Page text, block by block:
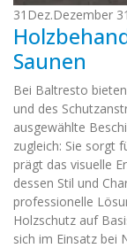
31 Dez.Dezember
Saunen
Bei Baltresto
und des
ausgewählte
zugleich: Sie sorgt
prägt das visuelle
dessen Stil und
professionelle
Holzschutz auf
sich im Einsatz bei